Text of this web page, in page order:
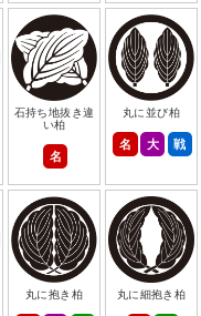
石持ち地抜き違
い柏
名
丸に並び柏
名 大 戦
丸に抱き柏 丸に細抱き柏